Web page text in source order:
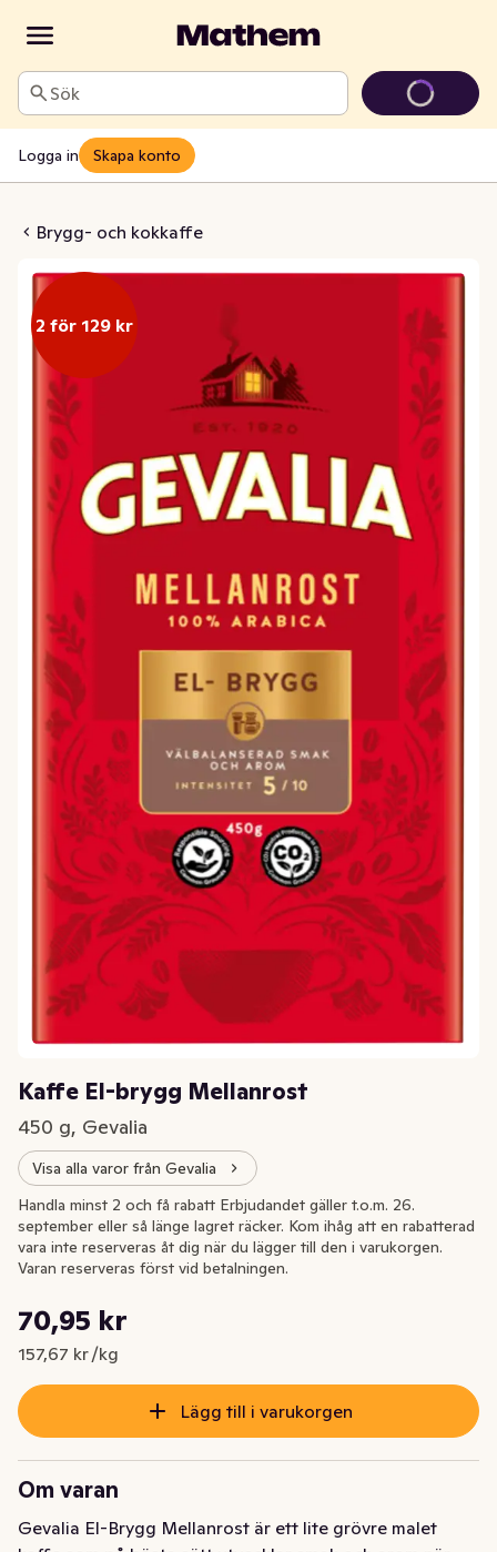
Sök
Logga in Skapa konto
Brygg- och kokkaffe
Mellanrost
2 för 129 kr
Kaffe El-brygg Mellanrost
450 g, Gevalia
Visa alla varor från Gevalia
Nuvarande pris är: 70,95 kr
70,95 kr
157,67 kr /kg
Styckpris: 157,67 kr /kg
Handla minst 2 och få rabatt Erbjudandet gäller t.o.m. 26.
september eller så länge lagret räcker. Kom ihåg att en rabatterad
vara inte reserveras åt dig när du lägger till den i varukorgen.
Varan reserveras först vid betalningen.
Lägg till i varukorgen
Om varan
Gevalia El-Brygg Mellanrost är ett lite grövre malet